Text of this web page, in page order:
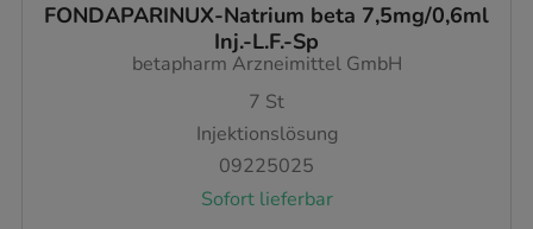
FONDAPARINUX-Natrium beta 7,5mg/0,6ml
Inj.-L.F.-Sp
betapharm Arzneimittel GmbH
7 St
Injektionslösung
09225025
Sofort lieferbar